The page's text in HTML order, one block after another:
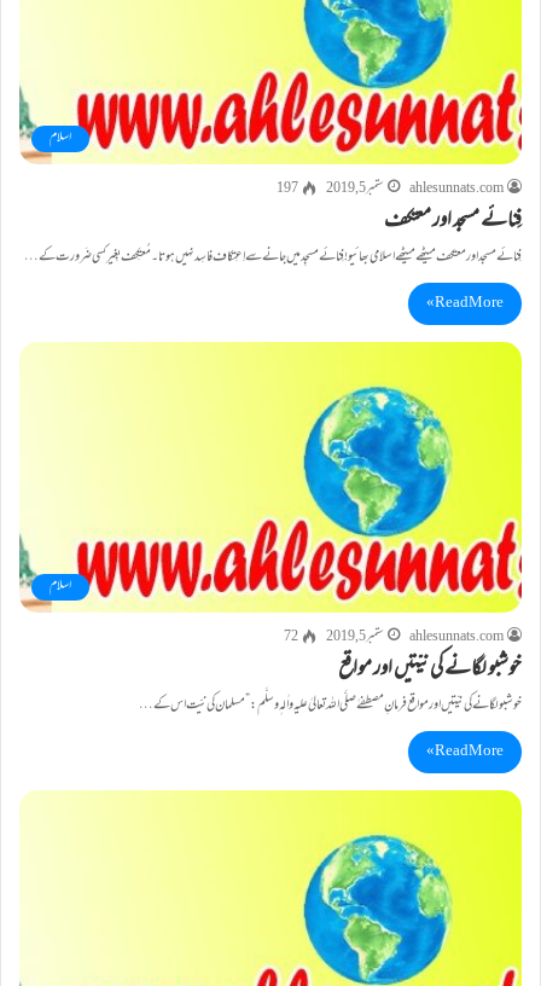
اسلام
ahlesunnats.com
ستمبر 5, 2019 197
فِنائے مسجد اور معتکف
فِنائے مسجد اور معتکف میٹھے میٹھے اسلامی بھائیو!فِنائے مسجِدمیں جانے سے اِعتِکاف فاسِد نہیں ہوتا ۔ مُعتَکِف بِغیرکسی ضَرورت کے…
Read More »
اسلام
ahlesunnats.com
ستمبر 5, 2019 72
خوشبو لگانے کی نیّتیں اور مواقع
خوشبو لگانے کی نیّتیں اور مواقع فرمانِ مصطفےٰ صلَّی اللہ تعالیٰ علیہ واٰلہٖ وسلَّم : ”مسلمان کی نیّت اس کے…
Read More »